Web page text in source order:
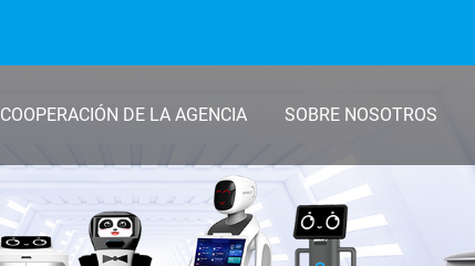
COOPERACIÓN DE LA AGENCIA SOBRE NOSOTROS